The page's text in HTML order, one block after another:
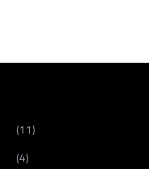
(11)
(4)